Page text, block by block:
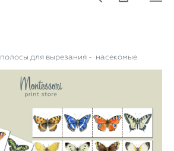
полосы для вырезания - насекомые